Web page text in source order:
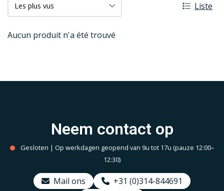
Liste
Aucun produit n'a été trouvé
Neem contact op
Gesloten | Op werkdagen geopend van 9u tot 17u (pauze 12:00–
12:30)
Mail ons
+31 (0)314-844691